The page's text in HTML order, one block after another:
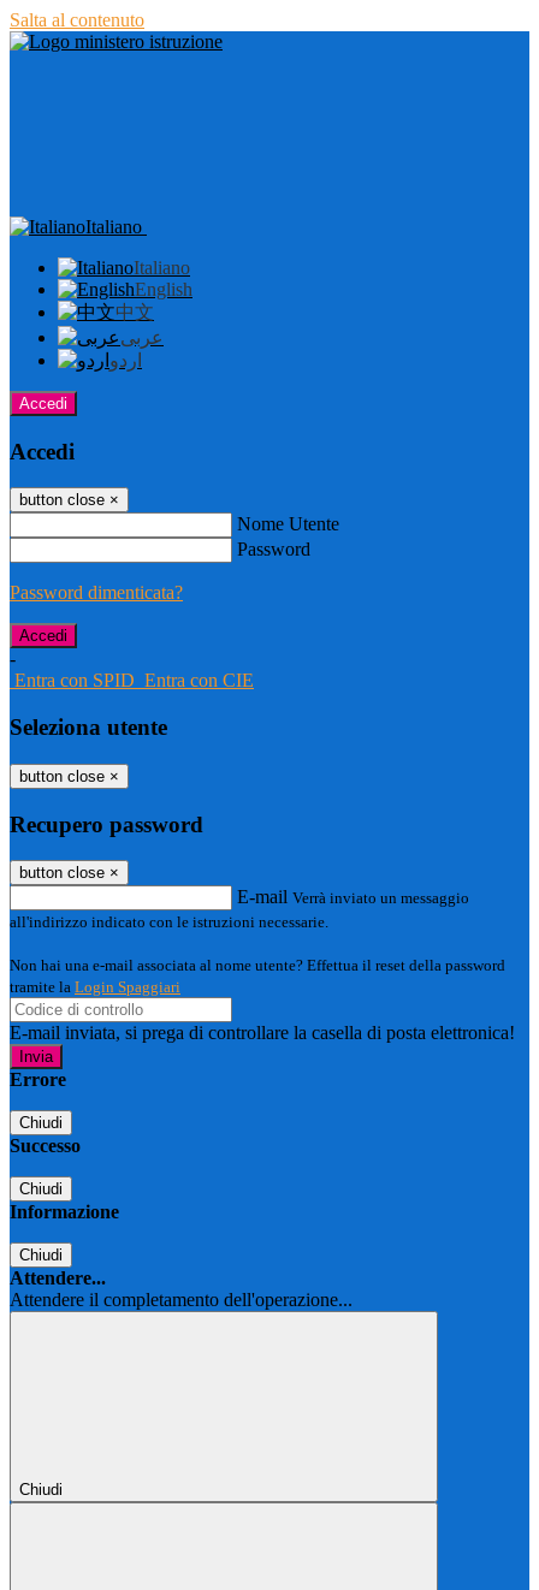
Salta al contenuto
Italiano
Italiano
English
中文
عربى
اردو
Accedi
Accedi
button close ×
Nome Utente
Password
Password dimenticata?
-
Entra con SPID Entra con CIE
Seleziona utente
button close ×
Recupero password
button close ×
E-mail Verrà inviato un messaggio
all'indirizzo indicato con le istruzioni necessarie.
Non hai una e-mail associata al nome utente? Effettua il reset della password
tramite la Login Spaggiari
E-mail inviata, si prega di controllare la casella di posta elettronica!
Errore
Chiudi
Successo
Chiudi
Informazione
Chiudi
Attendere...
Attendere il completamento dell'operazione...
Chiudi